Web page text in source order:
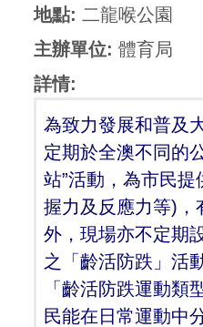
地點: 二龍喉公園
主辦單位: 體育局
詳情:
為致力發展和普及
定期於全澳不同的
站”活動，為市民
握力及反應力等)，
外，現場亦不定期
之「齡活防跌」活
「齡活防跌運動
民能在日常運動中